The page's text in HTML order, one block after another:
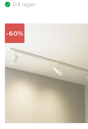
På lager
-60%